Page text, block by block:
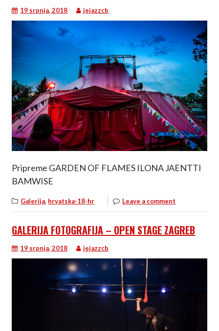
19 srpnja, 2018 jejazzcb
Pripreme GARDEN OF FLAMES ILONA JAENTTI
BAMWISE
Galerija, hrvatska-18-hr Leave a comment
GALERIJA FOTOGRAFIJA – OPEN STAGE ZAGREB
19 srpnja, 2018 jejazzcb